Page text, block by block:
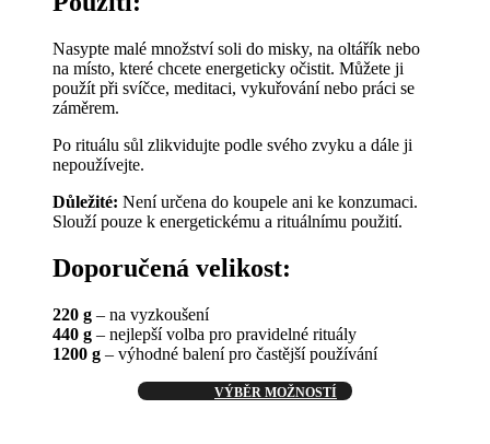
Nasypte malé množství soli do misky, na oltářík nebo
na místo, které chcete energeticky očistit. Můžete ji
použít při svíčce, meditaci, vykuřování nebo práci se
záměrem.
Po rituálu sůl zlikvidujte podle svého zvyku a dále ji
nepoužívejte.
Důležité: Není určena do koupele ani ke konzumaci.
Slouží pouze k energetickému a rituálnímu použití.
Doporučená velikost:
220 g – na vyzkoušení
440 g – nejlepší volba pro pravidelné rituály
1200 g – výhodné balení pro častější používání
VÝBĚR MOŽNOSTÍ
Tento